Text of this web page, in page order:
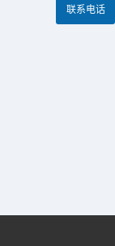
联系电话